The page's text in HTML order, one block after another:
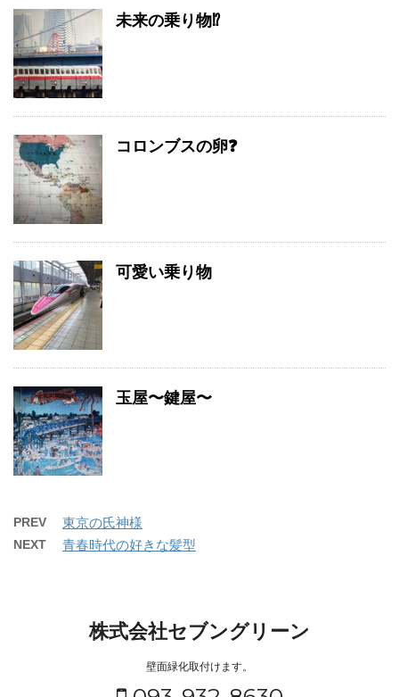
未来の乗り物⁉️
コロンブスの卵❓
可愛い乗り物
玉屋〜鍵屋〜
PREV 東京の氏神様
NEXT 青春時代の好きな髪型
株式会社セブングリーン
壁面緑化取付けます。